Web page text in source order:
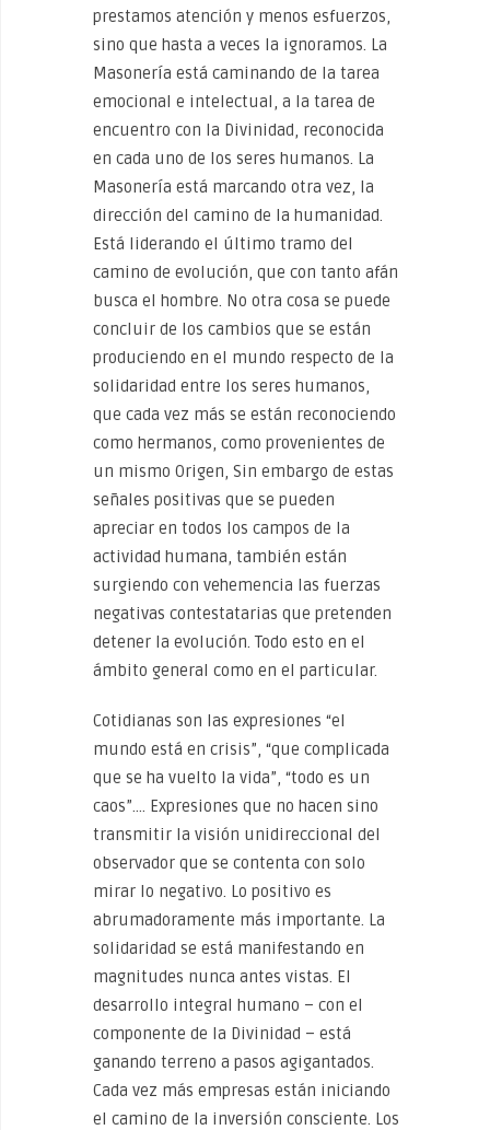
prestamos atención y menos esfuerzos,
sino que hasta a veces la ignoramos. La
Masonería está caminando de la tarea
emocional e intelectual, a la tarea de
encuentro con la Divinidad, reconocida
en cada uno de los seres humanos. La
Masonería está marcando otra vez, la
dirección del camino de la humanidad.
Está liderando el último tramo del
camino de evolución, que con tanto afán
busca el hombre. No otra cosa se puede
concluir de los cambios que se están
produciendo en el mundo respecto de la
solidaridad entre los seres humanos,
que cada vez más se están reconociendo
como hermanos, como provenientes de
un mismo Origen, Sin embargo de estas
señales positivas que se pueden
apreciar en todos los campos de la
actividad humana, también están
surgiendo con vehemencia las fuerzas
negativas contestatarias que pretenden
detener la evolución. Todo esto en el
ámbito general como en el particular.
Cotidianas son las expresiones “el
mundo está en crisis”, “que complicada
que se ha vuelto la vida”, “todo es un
caos”…. Expresiones que no hacen sino
transmitir la visión unidireccional del
observador que se contenta con solo
mirar lo negativo. Lo positivo es
abrumadoramente más importante. La
solidaridad se está manifestando en
magnitudes nunca antes vistas. El
desarrollo integral humano – con el
componente de la Divinidad – está
ganando terreno a pasos agigantados.
Cada vez más empresas están iniciando
el camino de la inversión consciente. Los